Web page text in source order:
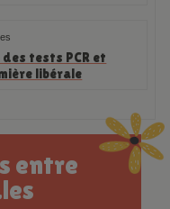
tests PCR et
libérale